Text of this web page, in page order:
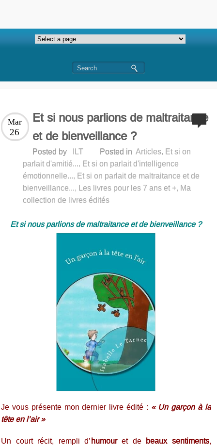
Et si nous parlions de maltraitance
et de bienveillance ?
Mar
26
Posted by ILT Posted in Articles, Et si on
parlait d'amitié..., Et si on parlait d'intelligence
émotionnelle..., Et si on parlait de maltraitance et de
bienveillance..., Les livres pour les 7 ans et +, Ma
collection de livres édités
Et si nous parlions de maltraitance et de bienveillance ?
Je vous présente mon dernier livre édité : « Un garçon à la
tête en l’air »
Un court récit, rempli d’ humouret de beaux sentiments,